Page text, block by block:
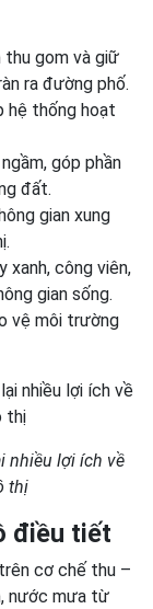
thu gom và giữ
ra đường phố.
hệ thống hoạt
góp phần
đất.
gian xung
xanh, công viên,
gian sống.
vệ môi trường
nhiều lợi ích về
thị
điều tiết
cơ chế thu –
nước mưa từ